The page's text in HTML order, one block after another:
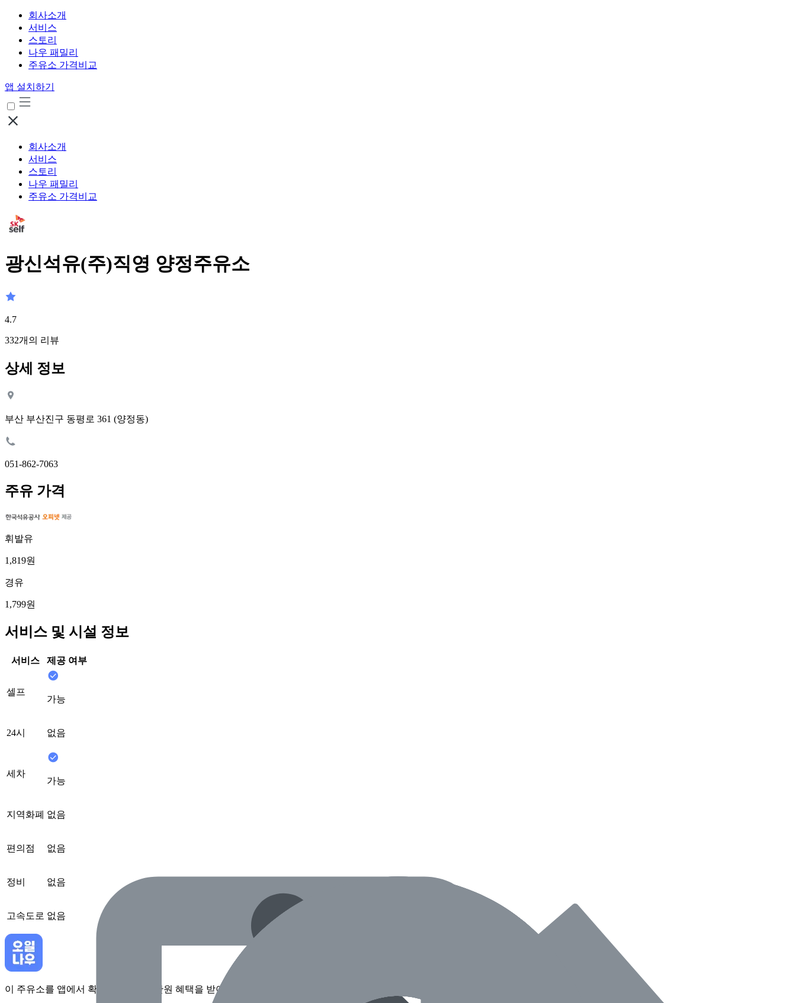
회사소개
서비스
스토리
나우 패밀리
주유소 가격비교
앱 설치하기
회사소개
서비스
스토리
나우 패밀리
주유소 가격비교
광신석유(주)직영 양정주유소
4.7
332개의 리뷰
상세 정보
부산 부산진구 동평로 361 (양정동)
051-862-7063
주유 가격
휘발유
1,819원
경유
1,799원
서비스 및 시설 정보
서비스 제공 여부
셀프
가능
24시 없음
세차
가능
지역화폐 없음
편의점 없음
정비 없음
고속도로 없음
이 주유소를 앱에서 확인하고 최대 1만원 혜택을 받아보세요